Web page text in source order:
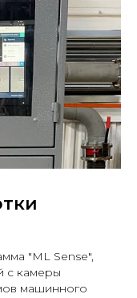
"ML Sense",
с камеры
машинного